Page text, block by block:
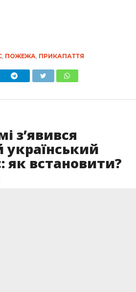
, ПОЖЕЖА ПРИКАПАТТЯ
з’явився
український
як встановити?